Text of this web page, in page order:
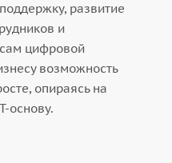
развитие
и
цифровой
возможность
опираясь на
основу.